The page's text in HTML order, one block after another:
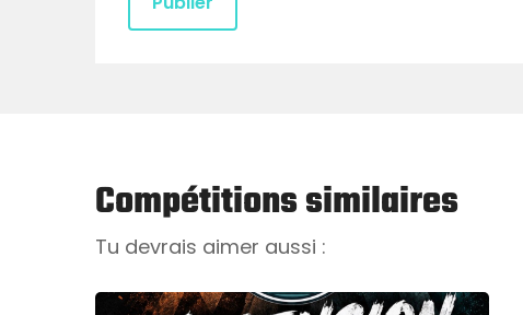
Compétitions similaires
Tu devrais aimer aussi :